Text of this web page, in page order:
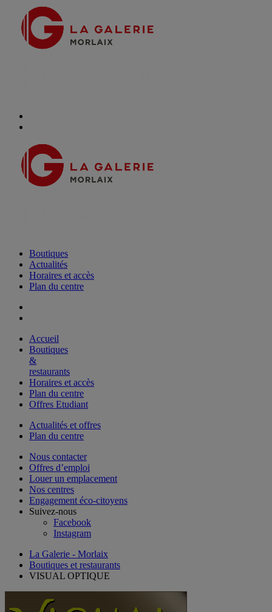
Boutiques
Actualités
Horaires et accès
Plan du centre
Accueil
Boutiques
&
restaurants
Horaires et accès
Plan du centre
Offres Etudiant
Actualités et offres
Plan du centre
Nous contacter
Offres d’emploi
Louer un emplacement
Nos centres
Engagement éco-citoyens
Suivez-nous
Facebook
Instagram
La Galerie - Morlaix
Boutiques et restaurants
VISUAL OPTIQUE